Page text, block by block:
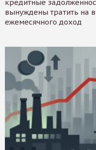
кредитные
вынуждены тратить на
ежемесячного доход